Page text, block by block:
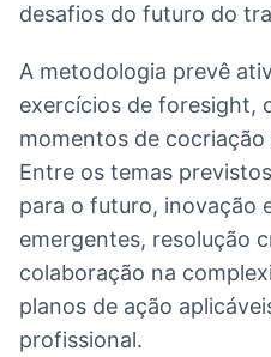
desafios do futuro do
A metodologia prevê
exercícios de foresight,
momentos de
Entre os temas
para o futuro, inovação
emergentes, resolução
colaboração na
planos de ação
profissional.